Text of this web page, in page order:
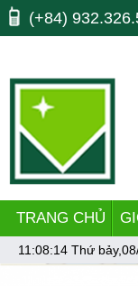
Máy công cụ, may
bending, lò xo, nhiet
(+84)
TRANG CHỦ
11:08:14 Thứ